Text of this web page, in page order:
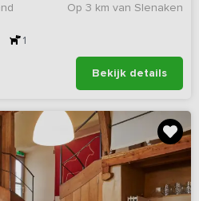
Op 3 km van Slenaken
1
Bekijk details